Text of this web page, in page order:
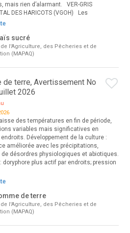
mais rien d’alarmant. VER-GRIS
DES HARICOTS (VGOH) Les
sucré
l'Agriculture, des Pêcheries et de
(MAPAQ)
de terre, Avertissement No
2026
des températures en fin de période,
variables mais significatives en
Développement de la culture :
améliorée avec les précipitations,
de désordres physiologiques et abiotiques.
doryphore plus actif par endroits; pression
de terre
l'Agriculture, des Pêcheries et de
(MAPAQ)